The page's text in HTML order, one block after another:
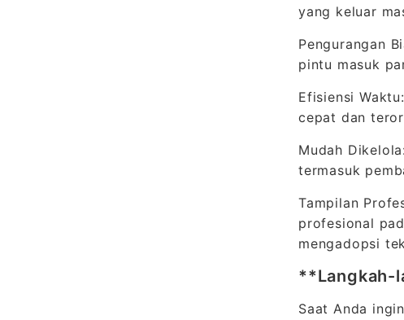
yang keluar
Pengurangan
pintu masuk
Efisiensi
cepat dan
Mudah
termasuk
Tampilan
profesional
mengadopsi
**Langkah-
Saat Anda